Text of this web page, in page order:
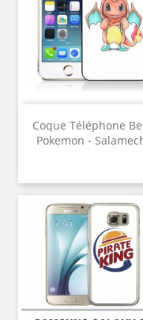
Coque Téléphone
Pokemon -